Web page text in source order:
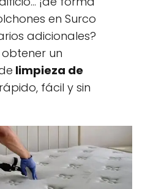
en Surco
adicionales?
un
limpieza de
fácil y sin